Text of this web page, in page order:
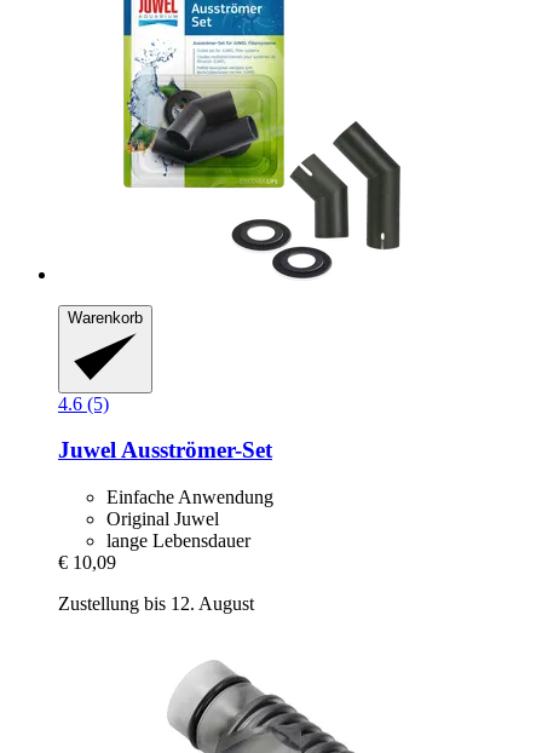
Warenkorb
4.6 (5)
JuwelAusströmer-​Set
Einfache Anwendung
Original Juwel
lange Lebensdauer
€ 10,09
Zustellung bis 12. August